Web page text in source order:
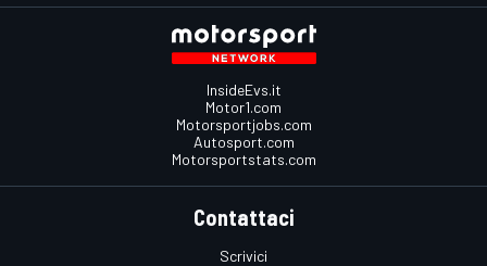
InsideEvs.it
Motor1.com
Motorsportjobs.com
Autosport.com
Motorsportstats.com
Contattaci
Scrivici